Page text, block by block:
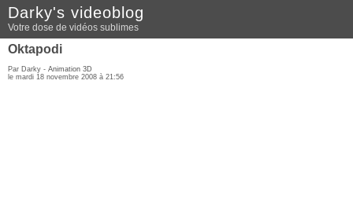
Darky's videoblog
Votre dose de vidéos sublimes
Oktapodi
Par Darky - Animation 3D
le mardi 18 novembre 2008 à 21:56